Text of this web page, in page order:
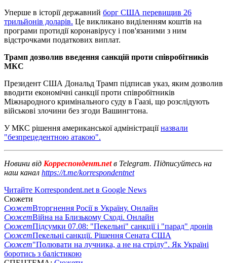
Уперше в історії державний борг США перевищив 26
трильйонів доларів. Це викликано виділенням коштів на
програми протидії коронавірусу і пов'язаними з ним
відстрочками податкових виплат.
Трамп дозволив введення санкцій проти співробітників
МКС
Президент США Дональд Трамп підписав указ, яким дозволив
вводити економічні санкції проти співробітників
Міжнародного кримінального суду в Гаазі, що розслідують
військові злочини без згоди Вашингтона.
У МКС рішення американської адміністраціїназвали
"безпрецедентною атакою".
Новини від Корреспондент.netв Telegram. Підписуйтесь на
наш канал https://t.me/korrespondentnet
Читайте Korrespondent.net в Google News
Сюжети
СюжетВторгнення Росії в Україну. Онлайн
СюжетВійна на Близькому Сході. Онлайн
СюжетПідсумки 07.08: "Пекельні" санкції і "парад" дронів
СюжетПекельні санкції. Рішення Сената США
Сюжет"Полювати на лучника, а не на стрілу". Як Україні
боротись з балістикою